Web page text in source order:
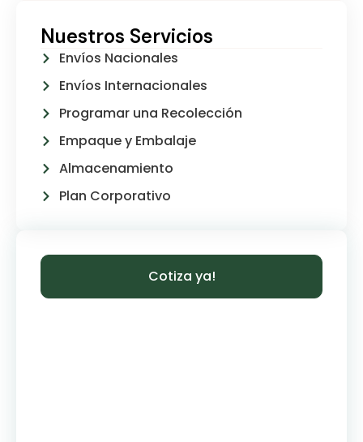
Nuestros Servicios
Envíos Nacionales
Envíos Internacionales
Programar una Recolección
Empaque y Embalaje
Almacenamiento
Plan Corporativo
Cotiza ya!